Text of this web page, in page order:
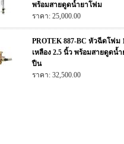
พร้อมสายดูดน้ำยาโฟม
ราคา: 25,000.00
PROTEK 887-BC หัวฉีดโฟม
เหลือง 2.5 นิ้ว พร้อมสายดูดน้
ปืน
ราคา: 32,500.00